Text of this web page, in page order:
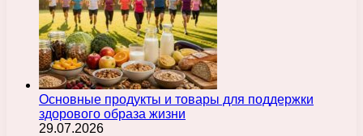
Основные продукты и товары для поддержки
здорового образа жизни
29.07.2026